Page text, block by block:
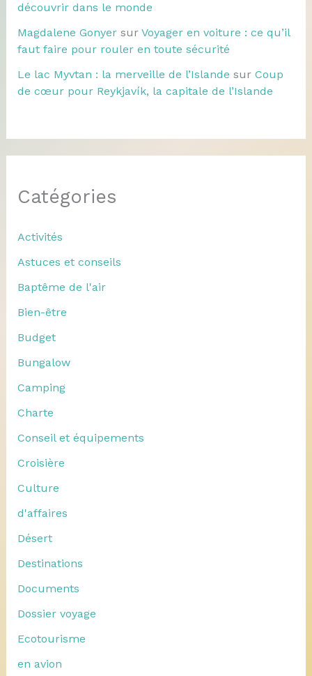
découvrir dans le monde
Magdalene Gonyersur Voyager en voiture : ce qu’il
faut faire pour rouler en toute sécurité
Le lac Myvtan : la merveille de l’Islande sur Coup
de cœur pour Reykjavík, la capitale de l’Islande
Catégories
Activités
Astuces et conseils
Baptême de l'air
Bien-être
Budget
Bungalow
Camping
Charte
Conseil et équipements
Croisière
Culture
d'affaires
Désert
Destinations
Documents
Dossier voyage
Ecotourisme
en avion